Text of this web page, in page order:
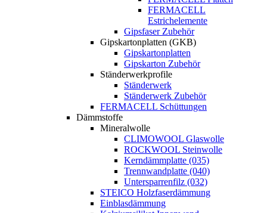
FERMACELL
Estrichelemente
Gipsfaser Zubehör
Gipskartonplatten (GKB)
Gipskartonplatten
Gipskarton Zubehör
Ständerwerkprofile
Ständerwerk
Ständerwerk Zubehör
FERMACELL Schüttungen
Dämmstoffe
Mineralwolle
CLIMOWOOL Glaswolle
ROCKWOOL Steinwolle
Kerndämmplatte (035)
Trennwandplatte (040)
Untersparrenfilz (032)
STEICO Holzfaserdämmung
Einblasdämmung